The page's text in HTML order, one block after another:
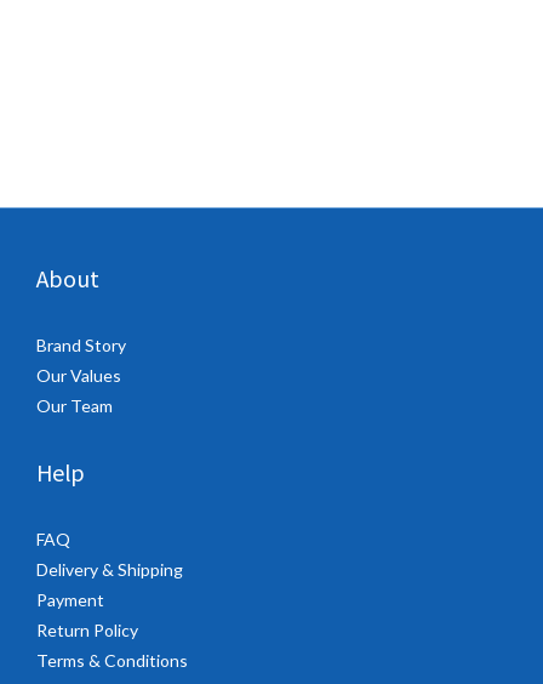
About
Brand Story
Our Values
Our Team
Help
FAQ
Delivery & Shipping
Payment
Return Policy
Terms & Conditions